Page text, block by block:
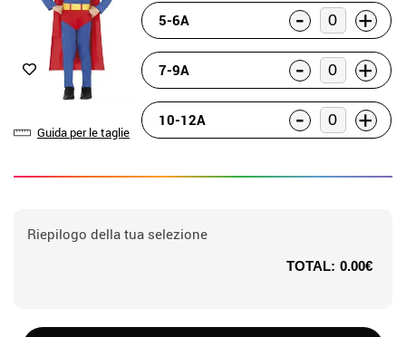
Guida per le taglie
5-6A - +
7-9A - +
10-12A - +
Riepilogo della tua selezione
TOTAL: 0.00€